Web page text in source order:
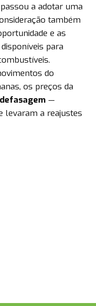
a adotar uma
também
e as
para
do
os preços da
—
levaram a reajustes